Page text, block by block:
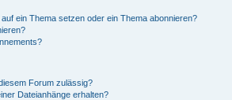
ein Thema setzen oder ein Thema abonnieren?
Forum zulässig?
Dateianhänge erhalten?